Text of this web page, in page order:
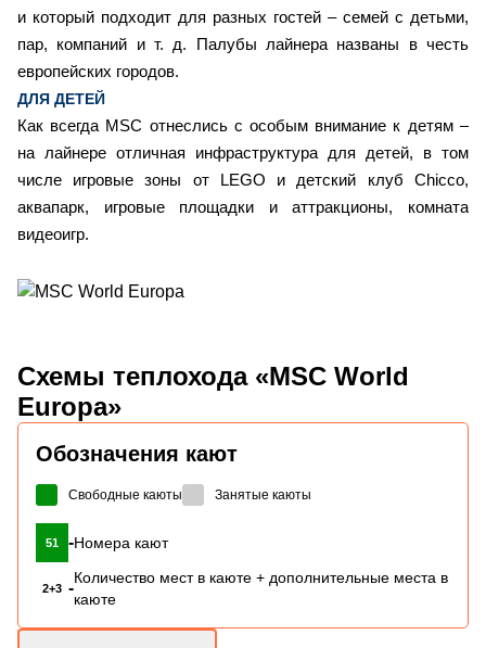
и который подходит для разных гостей – семей с детьми,
пар, компаний и т. д. Палубы лайнера названы в честь
европейских городов.
ДЛЯ ДЕТЕЙ
Как всегда MSC отнеслись с особым внимание к детям –
на лайнере отличная инфраструктура для детей, в том
числе игровые зоны от LEGO и детский клуб Chicco,
аквапарк, игровые площадки и аттракционы, комната
видеоигр.
Схемы теплохода «MSC World
Europa»
Обозначения кают
Свободные каюты Занятые каюты
51 -Номера кают
2+3 -
Количество мест в каюте + дополнительные места в
каюте